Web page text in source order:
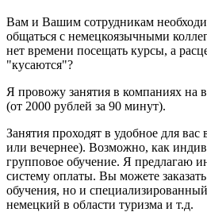
Вам и Вашим сотрудникам
общаться с немецкоязычными
нет времени посещать курсы, а
"кусаются"?
Я провожу занятия в компаниях на
(от 2000 рублей за 90 минут).
Занятия проходят в удобное для
или вечернее). Возможно, как
групповое обучение. Я предлагаю
систему оплаты. Вы можете
обучения, но и
немецкий в области туризма и т.д.